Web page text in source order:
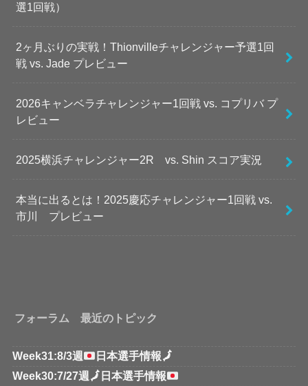
選1回戦）
2ヶ月ぶりの実戦！Thionvilleチャレンジャー予選1回
戦 vs. Jade プレビュー
2026キャンベラチャレンジャー1回戦 vs. コプリバ プ
レビュー
2025横浜チャレンジャー2R vs. Shin スコア実況
本当に出るとは！2025慶応チャレンジャー1回戦 vs.
市川 プレビュー
フォーラム 最近のトピック
Week31:8/3週 日本選手情報🗾
Week30:7/27週 🗾 日本選手情報